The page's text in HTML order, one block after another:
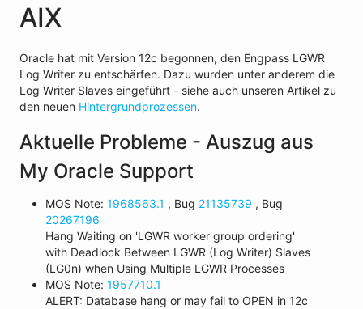
AIX
Oracle hat mit Version 12c begonnen, den Engpass LGWR
Log Writer zu entschärfen. Dazu wurden unter anderem die
Log Writer Slaves eingeführt - siehe auch unseren Artikel zu
den neuen Hintergrundprozessen.
Aktuelle Probleme - Auszug aus
My Oracle Support
MOS Note: 1968563.1 , Bug 21135739 , Bug
20267196
Hang Waiting on 'LGWR worker group ordering'
with Deadlock Between LGWR (Log Writer) Slaves
(LG0n) when Using Multiple LGWR Processes
MOS Note: 1957710.1
ALERT: Database hang or may fail to OPEN in 12c